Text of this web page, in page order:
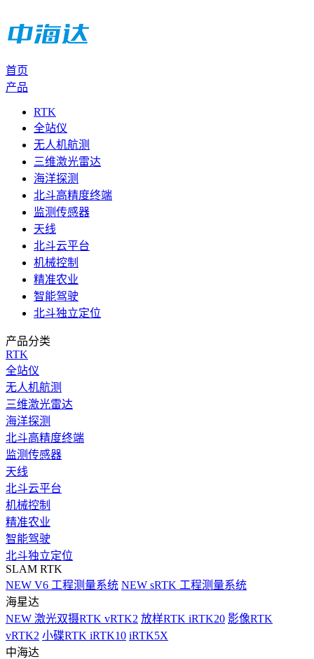
首页
产品
RTK
全站仪
无人机航测
三维激光雷达
海洋探测
北斗高精度终端
监测传感器
天线
北斗云平台
机械控制
精准农业
智能驾驶
北斗独立定位
产品分类
RTK
全站仪
无人机航测
三维激光雷达
海洋探测
北斗高精度终端
监测传感器
天线
北斗云平台
机械控制
精准农业
智能驾驶
北斗独立定位
SLAM RTK
NEW V6 工程测量系统 NEW sRTK 工程测量系统
海星达
NEW 激光双摄RTK vRTK2 放样RTK iRTK20 影像RTK
vRTK2 小碟RTK iRTK10 iRTK5X
中海达